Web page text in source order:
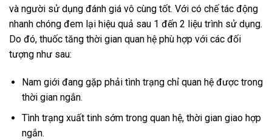
và người sử dụng đánh giá vô cùng tốt. Với có chế tác động
nhanh chóng đem lại hiệu quả sau 1 đến 2 liệu trình sử dụng.
Do đó, thuốc tăng thời gian quan hệ phù hợp với các đối
tượng như sau:
Nam giới đang gặp phải tình trạng chỉ quan hệ được trong
thời gian ngắn.
Tình trạng xuất tinh sớm trong quan hệ, thời gian giao hợp
ngắn.